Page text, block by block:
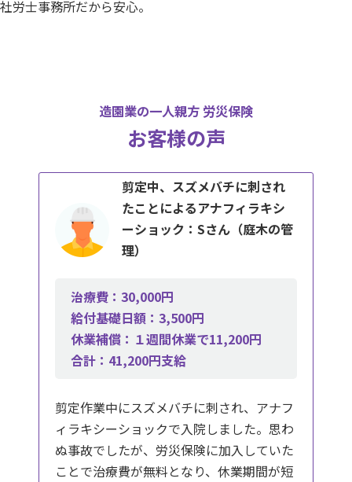
社労士事務所だから安心。
造園業の一人親方 労災保険
お客様の声
剪定中、スズメバチに刺され
たことによるアナフィラキシ
ーショック：Sさん（庭木の管
理）
治療費：30,000円
給付基礎日額：3,500円
休業補償：１週間休業で11,200円
合計：41,200円支給
剪定作業中にスズメバチに刺され、アナフ
ィラキシーショックで入院しました。思わ
ぬ事故でしたが、労災保険に加入していた
ことで治療費が無料となり、休業期間が短